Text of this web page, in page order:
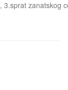
3.sprat zanatskog